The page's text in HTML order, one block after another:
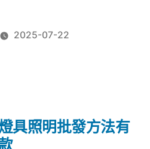
2025-07-22
具照明批發方法有